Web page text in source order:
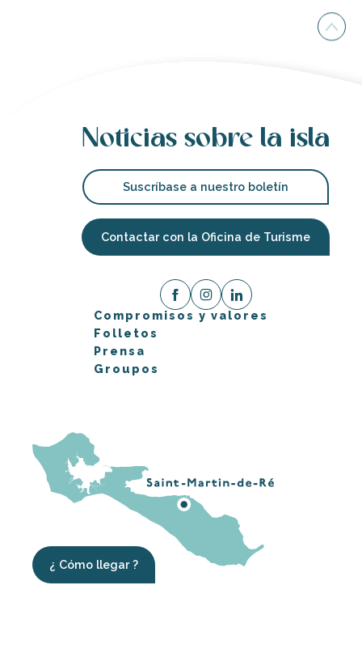
Noticias sobre la isla
Suscríbase a nuestro boletín
Contactar con la Oficina de Turisme
Compromisos y valores
Folletos
Prensa
Groupos
¿ Cómo llegar ?